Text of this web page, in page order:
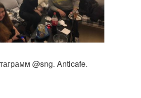
@sng. Anticafe.